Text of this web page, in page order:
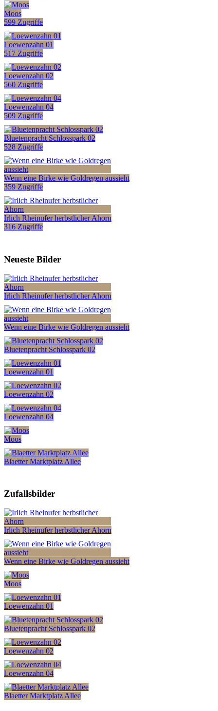
Moos
599 Zugriffe
Loewenzahn 01
517 Zugriffe
Loewenzahn 02
560 Zugriffe
Loewenzahn 04
509 Zugriffe
Bluetenpracht Schlosspark 02
528 Zugriffe
Wenn eine Birke wie Goldregen aussieht
359 Zugriffe
Irlich Rheinufer herbstlicher Ahorn
316 Zugriffe
Neueste Bilder
Irlich Rheinufer herbstlicher Ahorn
Wenn eine Birke wie Goldregen aussieht
Bluetenpracht Schlosspark 02
Loewenzahn 01
Loewenzahn 02
Loewenzahn 04
Moos
Blaetter Marktplatz Allee
Zufallsbilder
Irlich Rheinufer herbstlicher Ahorn
Wenn eine Birke wie Goldregen aussieht
Moos
Loewenzahn 01
Bluetenpracht Schlosspark 02
Loewenzahn 02
Loewenzahn 04
Blaetter Marktplatz Allee